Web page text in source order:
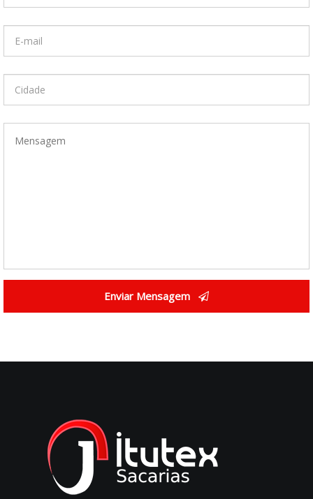
Enviar Mensagem